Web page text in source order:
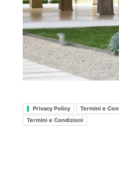
Privacy Policy
Termini e
Termini e Condizioni